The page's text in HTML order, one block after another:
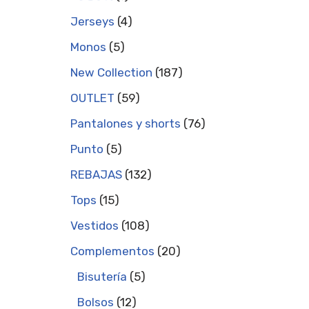
Jerseys 4
Monos 5
New Collection 187
OUTLET 59
Pantalones y shorts 76
Punto 5
REBAJAS 132
Tops 15
Vestidos 108
Complementos 20
Bisutería 5
Bolsos 12